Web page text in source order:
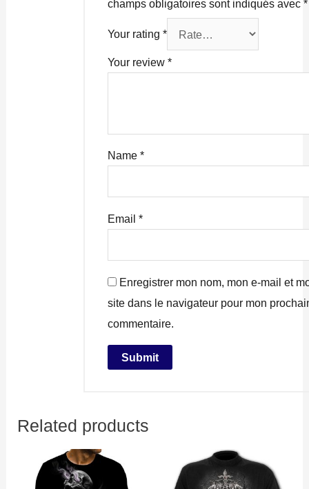
champs obligatoires sont indiqués avec*
Your rating*
Your review*
Name*
Email*
Enregistrer mon nom, mon e-mail et
site dans le navigateur pour mon
commentaire.
Related products